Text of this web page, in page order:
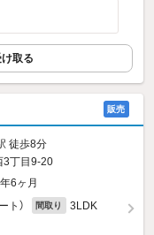
取る
販売
徒歩8分
3丁目9-20
6ヶ月
ト） 間取り 3LDK